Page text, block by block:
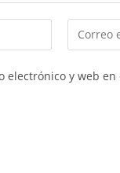
Introduce
tu
de
electrónico y web